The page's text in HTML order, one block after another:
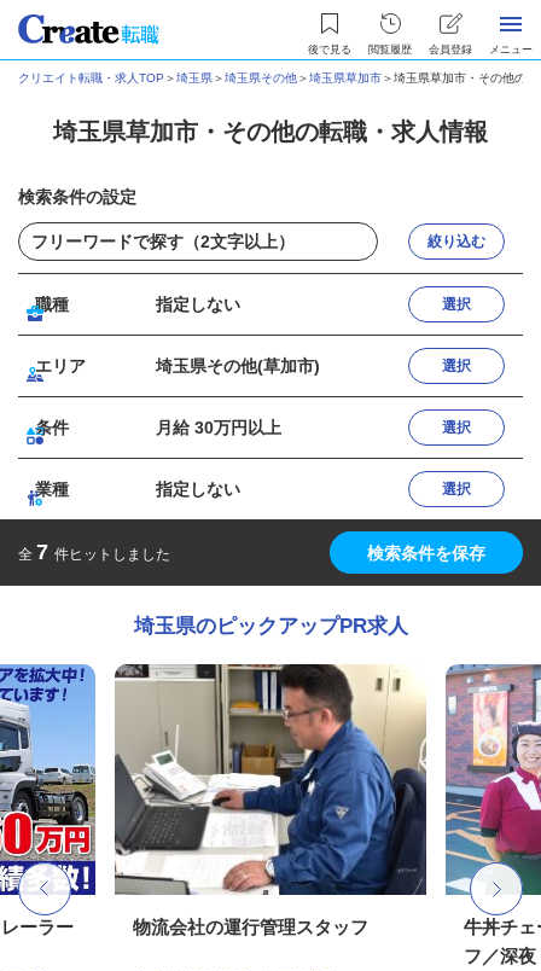
後で見る 閲覧履歴 会員登録 メニュー
クリエイト転職・求人TOP ＞埼玉県＞埼玉県その他＞埼玉県草加市＞埼玉県草加市・その他の
埼玉県草加市・その他の転職・求人情報
検索条件の設定
絞り込む
職種 指定しない 選択
エリア 埼玉県その他(草加市) 選択
条件 月給 30万円以上 選択
業種 指定しない 選択
全 7 件ヒットしました 検索条件を保存
埼玉県のピックアップPR求人
ーラー 物流会社の運行管理スタッフ
牛丼チェ
フ／深夜